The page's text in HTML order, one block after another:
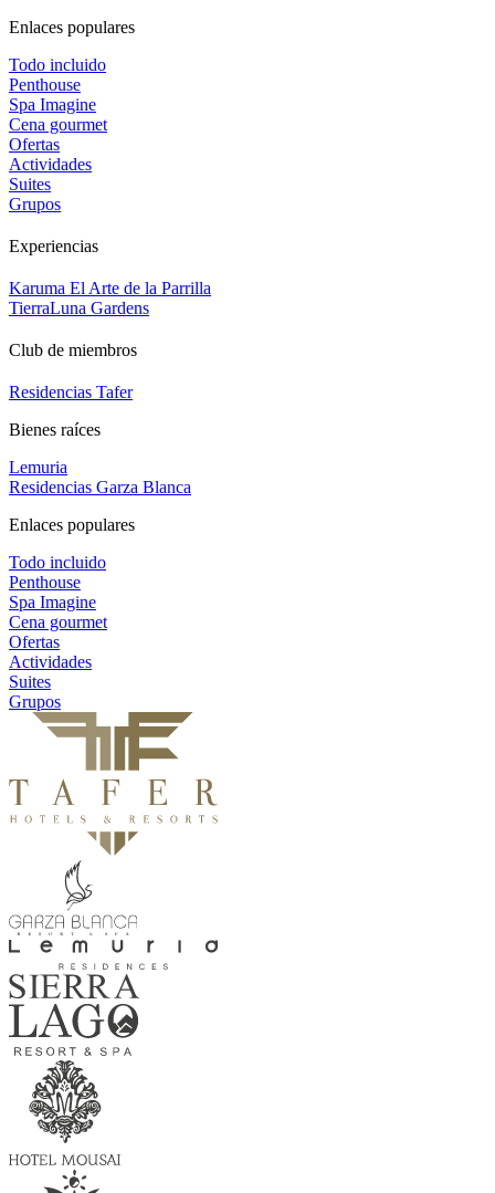
Enlaces populares
Todo incluido
Penthouse
Spa Imagine
Cena gourmet
Ofertas
Actividades
Suites
Grupos
Experiencias
Karuma El Arte de la Parrilla
TierraLuna Gardens
Club de miembros
Residencias Tafer
Bienes raíces
Lemuria
Residencias Garza Blanca
Enlaces populares
Todo incluido
Penthouse
Spa Imagine
Cena gourmet
Ofertas
Actividades
Suites
Grupos